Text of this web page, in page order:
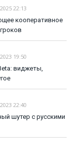
22:13
кооперативное
19:50
виджеты,
22:40
шутер с русскими